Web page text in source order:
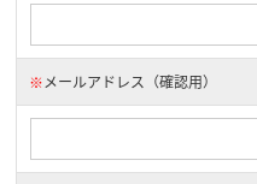
※メールアドレス（確認用）